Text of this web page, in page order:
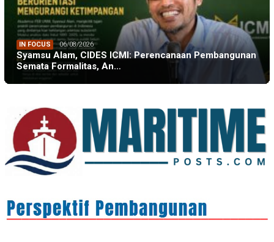
IN FOCUS 06/08/2026
Syamsu Alam, CIDES ICMI: Perencanaan Pembangunan
Semata Formalitas, An…